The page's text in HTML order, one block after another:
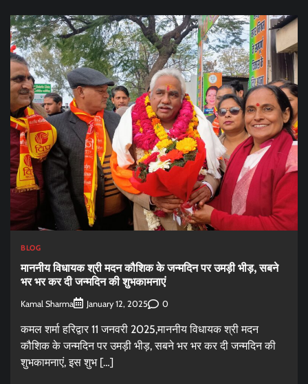
BLOG
माननीय विधायक श्री मदन कौशिक के जन्मदिन पर उमड़ी भीड़, सबने
भर भर कर दी जन्मदिन की शुभकामनाएं
Kamal Sharma January 12, 2025 0
कमल शर्मा हरिद्वार 11 जनवरी 2025,माननीय विधायक श्री मदन
कौशिक के जन्मदिन पर उमड़ी भीड़, सबने भर भर कर दी जन्मदिन की
शुभकामनाएं, इस शुभ […]